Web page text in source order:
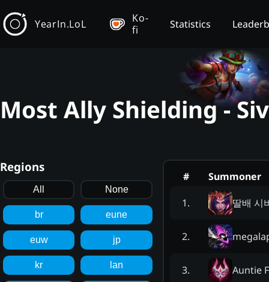
YearIn.LoL
Ko-
fi
Statistics
Most Ally Shielding -
Regions
All None
br eune
euw jp
kr lan
#
Summoner
1. 딸배 시
2.
3. Auntie